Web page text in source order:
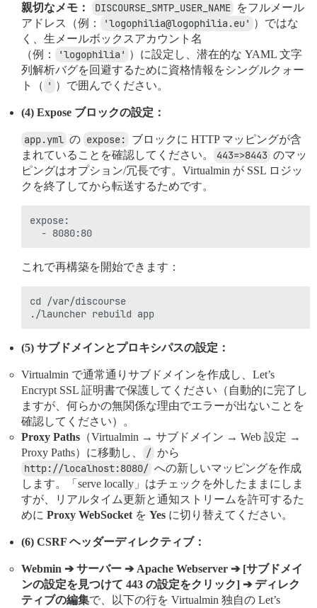
親切なメモ： DISCOURSE_SMTP_USER_NAME をフルメール
アドレス（例：
'logophilia@logophilia.eu' ）ではな
く、生メールボックスアカウント名
（例：
'logophilia' ）に設定し、潜在的な YAML 文字
列解析バグを回避するために資格情報をシングルクォー
ト（ ' ）で囲んでください。
(4) Expose ブロックの設定：
app.yml の expose:
ブロックに HTTP マッピングが含
まれていることを確認してください。
443=>8443 のマッ
ピングはオプション/冗長です。Virtualmin が SSL ロジッ
クを終了してから転送するためです。
expose:
これで再構築を開始できます：
cd /var/discourse
(5) サブドメインとプロキシパスの設定：
Virtualmin で通常通りサブドメインを作成し、Let’s
Encrypt SSL 証明書で保護してください（自動的に完了し
ますが、何らかの無関係な理由でエラーが出ないことを
確認してください）。
Proxy Paths （Virtualmin → サブドメイン → Web 設定 →
Proxy Paths）に移動し、
/ から
http://localhost:8080/ への新しいマッピングを作成
します。「serve locally」はチェックを外したままにしま
すが、リアルタイム更新と通知ストリームを許可するた
めに Proxy WebSocket を Yes に切り替えてください。
(6) CSRF ヘッダーディレクティブ：
Webmin ➔ サーバー ➔ Apache Webserver ➔ [サブドメイ
ンの設定を見つけて 443 の設定をクリック] ➔ ディレク
ティブの編集で、以下の行を Virtualmin 独自の Let’s